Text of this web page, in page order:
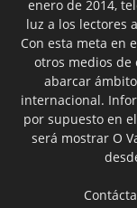
enero de 2014,
luz a los lectores
Con esta meta en
otros medios de
abarcar
internacional.
por supuesto en
será mostrar O